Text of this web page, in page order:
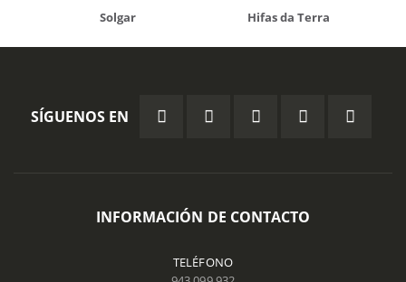
Solgar Hifas da Terra
SÍGUENOS EN
INFORMACIÓN DE CONTACTO
TELÉFONO